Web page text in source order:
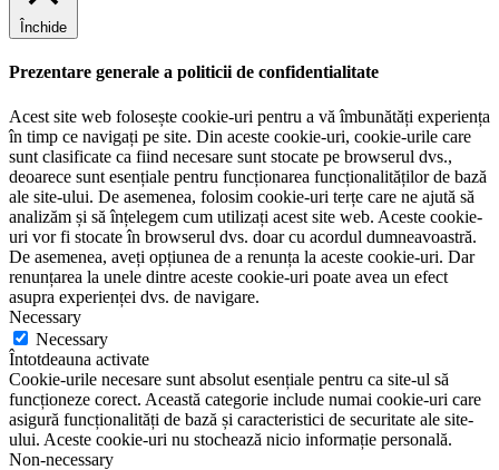
Închide
Prezentare generale a politicii de confidentialitate
Acest site web folosește cookie-uri pentru a vă îmbunătăți experiența
în timp ce navigați pe site. Din aceste cookie-uri, cookie-urile care
sunt clasificate ca fiind necesare sunt stocate pe browserul dvs.,
deoarece sunt esențiale pentru funcționarea funcționalităților de bază
ale site-ului. De asemenea, folosim cookie-uri terțe care ne ajută să
analizăm și să înțelegem cum utilizați acest site web. Aceste cookie-
uri vor fi stocate în browserul dvs. doar cu acordul dumneavoastră.
De asemenea, aveți opțiunea de a renunța la aceste cookie-uri. Dar
renunțarea la unele dintre aceste cookie-uri poate avea un efect
asupra experienței dvs. de navigare.
Necessary
Necessary
Întotdeauna activate
Cookie-urile necesare sunt absolut esențiale pentru ca site-ul să
funcționeze corect. Această categorie include numai cookie-uri care
asigură funcționalități de bază și caracteristici de securitate ale site-
ului. Aceste cookie-uri nu stochează nicio informație personală.
Non-necessary